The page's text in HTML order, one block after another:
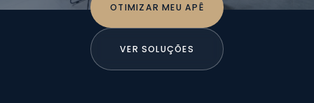
OTIMIZAR MEU APÊ
VER SOLUÇÕES